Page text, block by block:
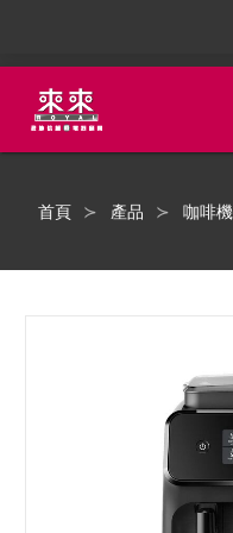
首頁 產品 咖啡機